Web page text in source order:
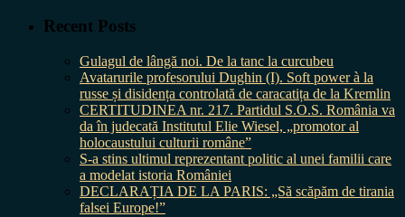
Recent Posts
Gulagul de lângă noi. De la tanc la curcubeu
Avatarurile profesorului Dughin (I). Soft power à la
russe și disidența controlată de caracatița de la Kremlin
CERTITUDINEA nr. 217. Partidul S.O.S. România va
da în judecată Institutul Elie Wiesel, „promotor al
holocaustului culturii române”
S-a stins ultimul reprezentant politic al unei familii care
a modelat istoria României
DECLARAȚIA DE LA PARIS: „Să scăpăm de tirania
falsei Europe!”